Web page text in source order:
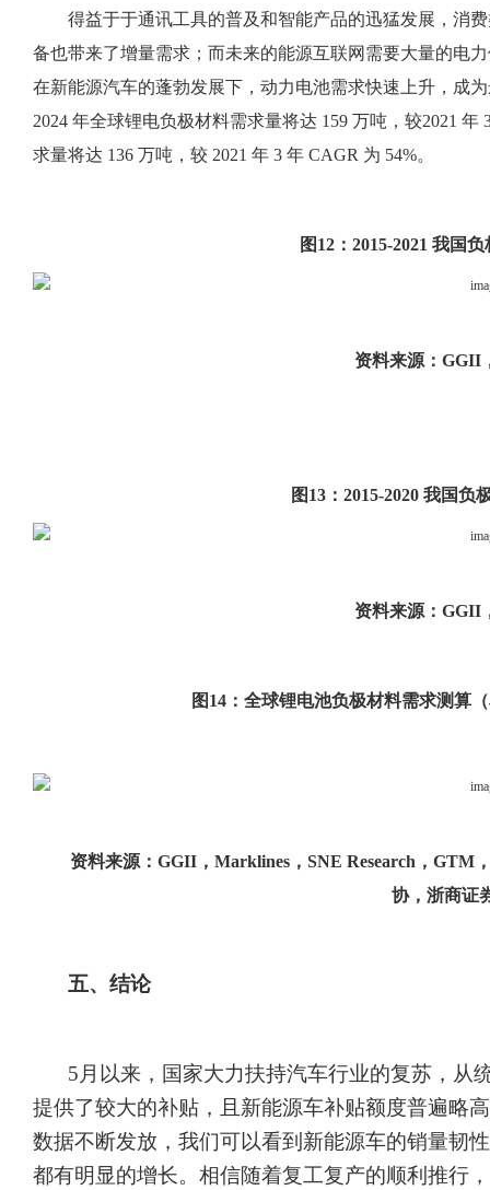
得益于于通讯工具的普及和智能产品的迅猛发展，消
备也带来了增量需求；而未来的能源互联网需要大量的电
在新能源汽车的蓬勃发展下，动力电池需求快速上升，成
2024 年全球锂电负极材料需求量将达 159 万吨，较2021
求量将达 136 万吨，较 2021 年 3 年 CAGR 为 54%。
图12：2015-2021 我国
资料来源： GGII
图13：2015-2020 我国负
资料来源： GGII
图14：全球锂电池负极材料需求测算
资料来源： GGII，Marklines，SNE Research，GTM
协，浙商证
五、结论
5月以来，国家大力扶持汽车行业的复苏，从
提供了较大的补贴，且新能源车补贴额度普遍略
数据不断发放，我们可以看到新能源车的销量韧
都有明显的增长。相信随着复工复产的顺利推行